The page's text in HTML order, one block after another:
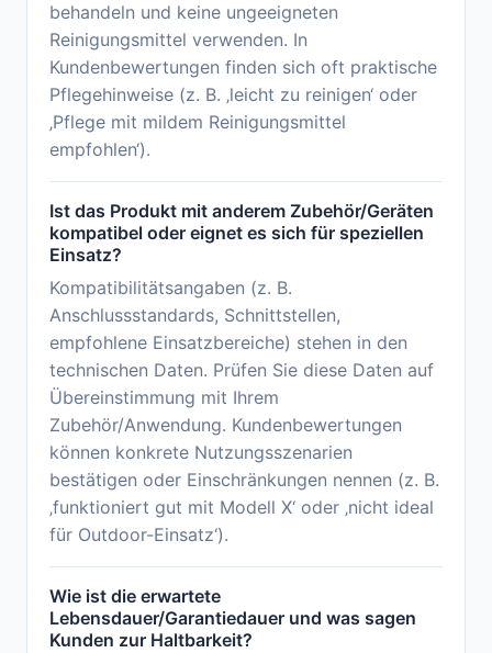
behandeln und keine ungeeigneten
Reinigungsmittel verwenden. In
Kundenbewertungen finden sich oft praktische
Pflegehinweise (z. B. ‚leicht zu reinigen‘ oder
‚Pflege mit mildem Reinigungsmittel
empfohlen‘).
Ist das Produkt mit anderem Zubehör/Geräten
kompatibel oder eignet es sich für speziellen
Einsatz?
Kompatibilitätsangaben (z. B.
Anschlussstandards, Schnittstellen,
empfohlene Einsatzbereiche) stehen in den
technischen Daten. Prüfen Sie diese Daten auf
Übereinstimmung mit Ihrem
Zubehör/Anwendung. Kundenbewertungen
können konkrete Nutzungsszenarien
bestätigen oder Einschränkungen nennen (z. B.
‚funktioniert gut mit Modell X‘ oder ‚nicht ideal
für Outdoor-Einsatz‘).
Wie ist die erwartete
Lebensdauer/Garantiedauer und was sagen
Kunden zur Haltbarkeit?